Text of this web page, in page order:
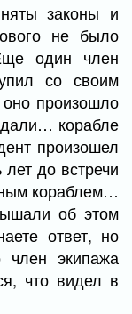
законы и
не было
один член
со своим
произошло
корабле
произошел
до встречи
кораблем…
об этом
ответ, но
член экипажа
что видел в